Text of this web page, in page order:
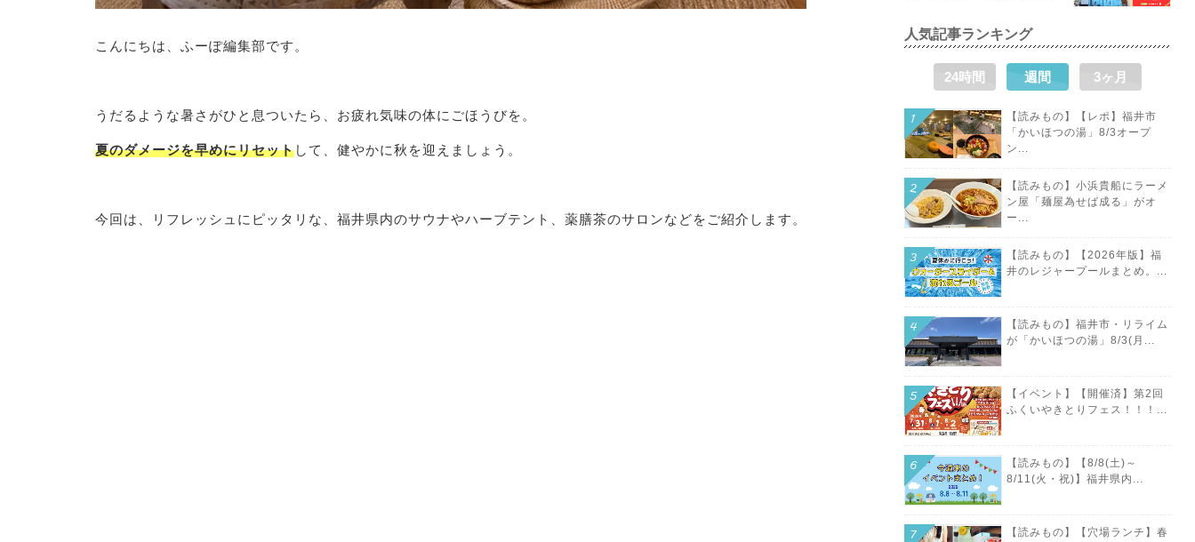
こんにちは、ふーぽ編集部です。
うだるような暑さがひと息ついたら、お疲れ気味の体にごほうびを。
夏のダメージを早めにリセットして、健やかに秋を迎えましょう。
今回は、リフレッシュにピッタリな、福井県内のサウナやハーブテント、薬膳茶のサロンなどをご紹介します。
人気記事ランキング
24時間 週間 3ヶ月
【読みもの】【レポ】福井市
「かいほつの湯」8/3オープ
ン...
【読みもの】小浜貴船にラーメ
ン屋「麺屋為せば成る」がオ
ー...
【読みもの】【2026年版】福
井のレジャープールまとめ。...
【読みもの】福井市・リライム
が「かいほつの湯」8/3(月...
【イベント】【開催済】第2回
ふくいやきとりフェス！！！...
【読みもの】【8/8(土)～
8/11(火・祝)】福井県内...
【読みもの】【穴場ランチ】春